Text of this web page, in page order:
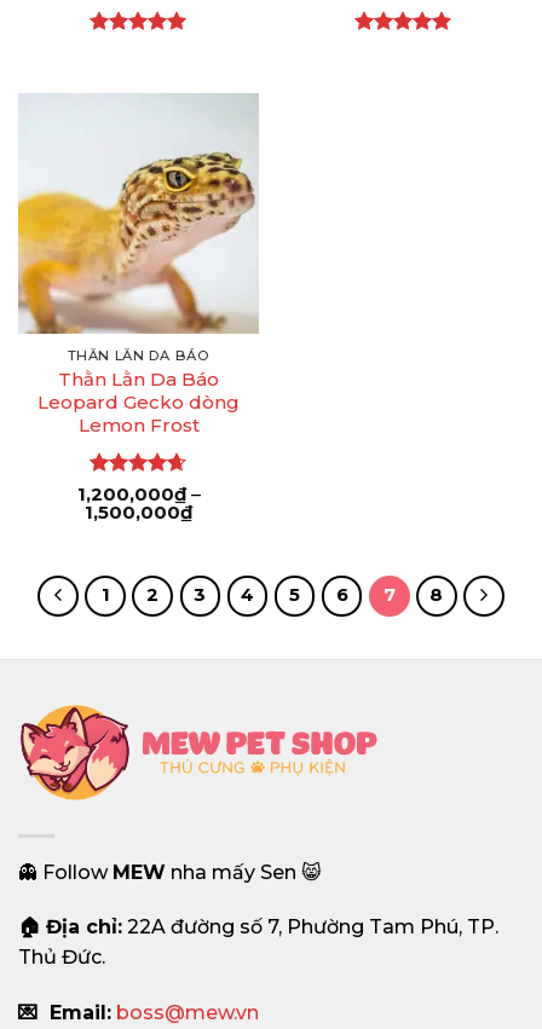
sao
THẰN LẰN DA BÁO
Thằn Lằn Da Báo
Leopard Gecko dòng
Lemon Frost
Được xếp
hạng 4.65
1,200,000₫ –
1,500,000₫Khoảng
giá:
đến
1,500,000₫
1 2 3 4 5 6 7 8
👻 Follow MEW nha mấy Sen 😸
🏠 Địa chỉ: 22A đường số 7, Phường Tam Phú, TP.
Thủ Đức.
💌 Email: boss@mew.vn